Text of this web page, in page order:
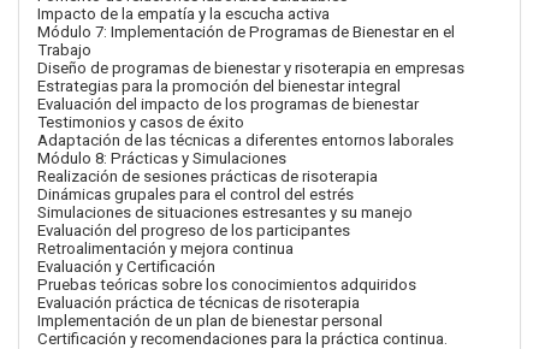
Impacto de la empatía y la escucha activa
Módulo 7: Implementación de Programas de Bienestar en el
Trabajo
Diseño de programas de bienestar y risoterapia en empresas
Estrategias para la promoción del bienestar integral
Evaluación del impacto de los programas de bienestar
Testimonios y casos de éxito
Adaptación de las técnicas a diferentes entornos laborales
Módulo 8: Prácticas y Simulaciones
Realización de sesiones prácticas de risoterapia
Dinámicas grupales para el control del estrés
Simulaciones de situaciones estresantes y su manejo
Evaluación del progreso de los participantes
Retroalimentación y mejora continua
Evaluación y Certificación
Pruebas teóricas sobre los conocimientos adquiridos
Evaluación práctica de técnicas de risoterapia
Implementación de un plan de bienestar personal
Certificación y recomendaciones para la práctica continua.